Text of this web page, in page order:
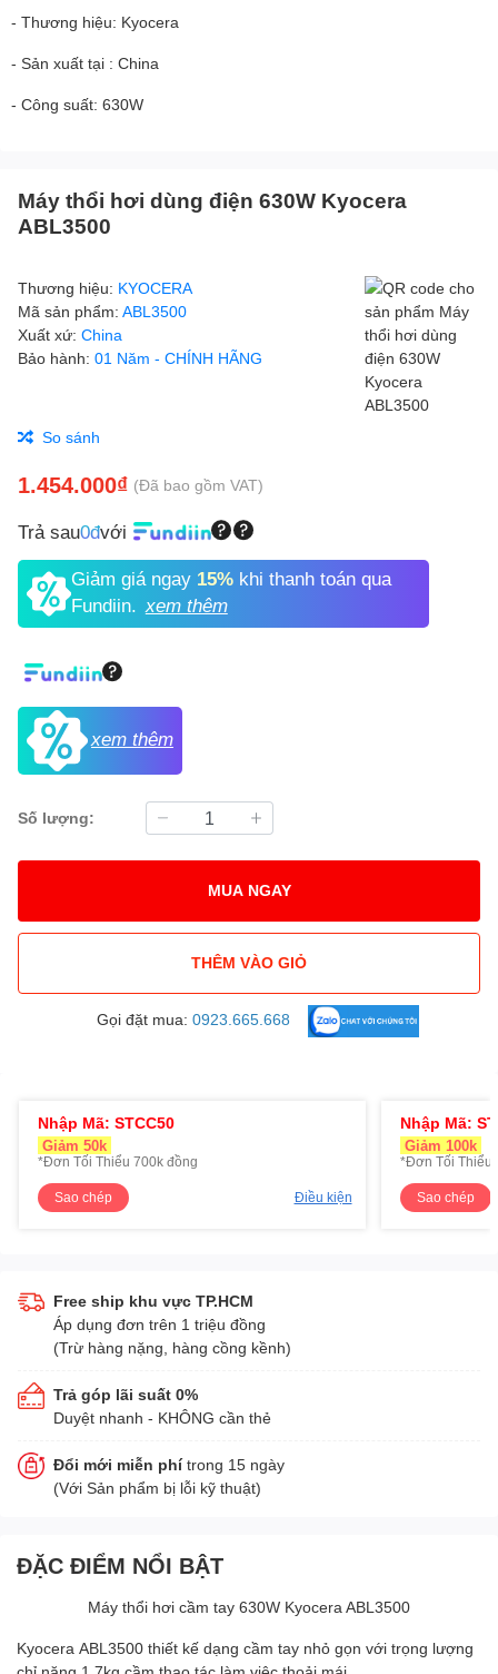
- Thương hiệu: Kyocera
- Sản xuất tại : China
- Công suất: 630W
Máy thổi hơi dùng điện 630W Kyocera
ABL3500
Thương hiệu: KYOCERA
Mã sản phẩm: ABL3500
Xuất xứ: China
Bảo hành: 01 Năm - CHÍNH HÃNG
So sánh
1.454.000₫ (Đã bao gồm VAT)
Trả sau0đvới
Giảm giá ngay 15%khi thanh toán qua
Fundiin. xem thêm
xem thêm
Số lượng:
MUA NGAY
THÊM VÀO GIỎ
Gọi đặt mua: 0923.665.668
Nhập Mã: STCC50
Giảm 50k
*Đơn Tối Thiểu 700k đồng
Sao chép Điều kiện
Nhập Mã:
Giảm 100k
*Đơn Tối Thiểu
Sao chép
Free ship khu vực TP.HCM
Áp dụng đơn trên 1 triệu đồng
(Trừ hàng nặng, hàng cồng kềnh)
Trả góp lãi suất 0%
Duyệt nhanh - KHÔNG cần thẻ
Đổi mới miễn phítrong 15 ngày
(Với Sản phẩm bị lỗi kỹ thuật)
ĐẶC ĐIỂM NỔI BẬT
Máy thổi hơi cầm tay 630W Kyocera ABL3500
Kyocera ABL3500 thiết kế dạng cầm tay nhỏ gọn với trọng lượng